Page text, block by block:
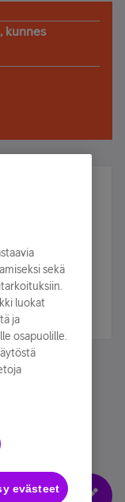
kunnes
sekä
luokat
ja
osapuolille.
evästeet